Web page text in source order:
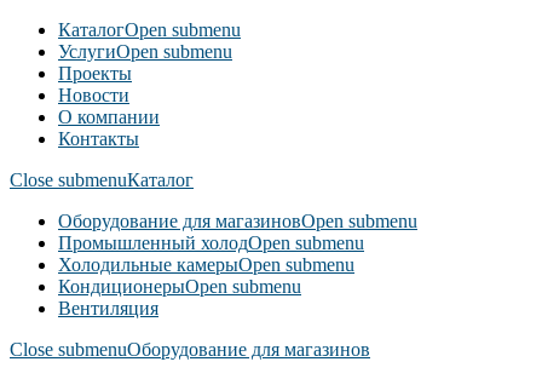
КаталогOpen submenu
УслугиOpen submenu
Проекты
Новости
О компании
Контакты
Close submenuКаталог
Оборудование для магазиновOpen submenu
Промышленный холодOpen submenu
Холодильные камерыOpen submenu
КондиционерыOpen submenu
Вентиляция
Close submenuОборудование для магазинов